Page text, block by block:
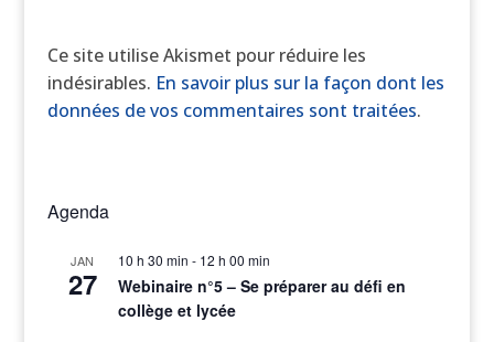
Ce site utilise Akismet pour réduire les
indésirables. En savoir plus sur la façon dont les
données de vos commentaires sont traitées.
Agenda
JAN
27
10 h 30 min - 12 h 00 min
Webinaire n°5 – Se préparer au défi en
collège et lycée